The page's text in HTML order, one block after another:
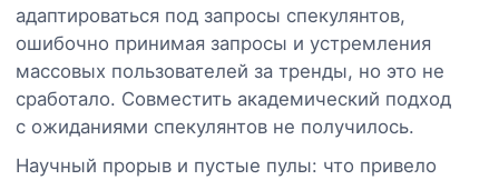
адаптироваться под запросы спекулянтов,
ошибочно принимая запросы и устремления
массовых пользователей за тренды, но это не
сработало. Совместить академический подход
с ожиданиями спекулянтов не получилось.
Научный прорыв и пустые пулы: что привело